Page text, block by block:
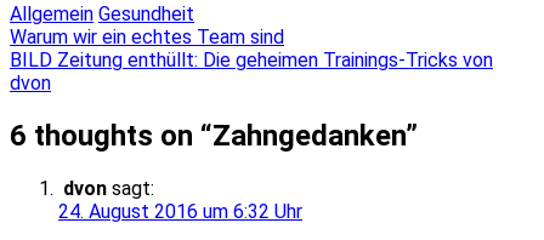
Allgemein Gesundheit
Beitragsnavigation
Warum wir ein echtes Team sind
BILD Zeitung enthüllt: Die geheimen Trainings-Tricks von
dvon
6 thoughts on “Zahngedanken”
dvon sagt:
24. August 2016 um 6:32 Uhr